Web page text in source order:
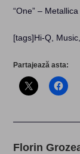
“One” – Metallica
[tags]Hi-Q,
Partajează asta:
Florin